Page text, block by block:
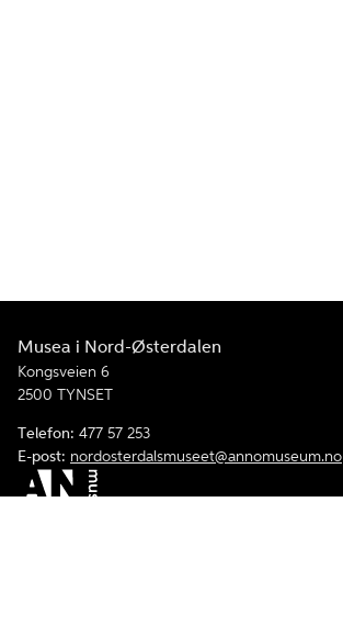
Musea i Nord-Østerdalen
Kongsveien 6
2500 TYNSET
Telefon: 477 57 253
E-post: nordosterdalsmuseet@annomuseum.no